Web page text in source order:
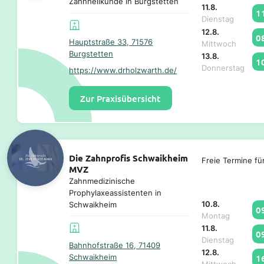
Hauptstraße 33, 71576
Burgstetten
https://www.drholzwarth.de/
Zur Praxisübersicht
11.8.
Dienstag
12.8.
Mittwoch
13.8.
Donnerstag
Die Zahnprofis Schwaikheim
MVZ
Zahnmedizinische
Prophylaxeassistenten in
Schwaikheim
Bahnhofstraße 16, 71409
Schwaikheim
Freie Termine
10.8.
Montag
11.8.
Dienstag
12.8.